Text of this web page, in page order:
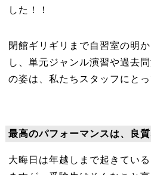
した！！
閉館ギリギリまで自習室の明
し、単元ジャンル演習や過去
の姿は、私たちスタッフにと
最高のパフォーマンスは、良
大晦日は年越しまで起きてい